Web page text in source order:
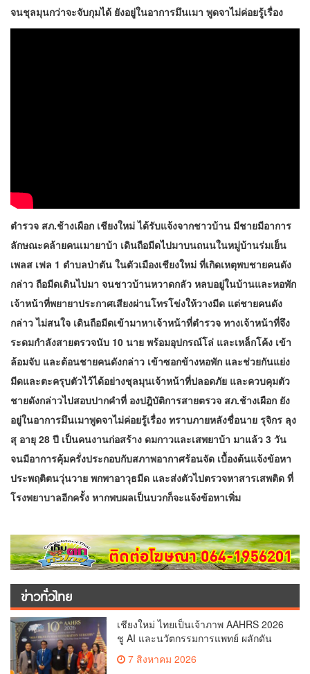
จนชุลมุนกว่าจะจับกุมได้ ยังอยู่ในอาการมึนเมา พูดจาไม่ค่อยรู้เรื่อง
ตำรวจ สภ.ช้างเผือก เชียงใหม่ ได้รับแจ้งจากชาวบ้าน มีชายมีอาการ
ลักษณะคล้ายคนเมายาบ้า เดินถือมีดไปมาบนถนนในหมู่บ้านร่มเย็น
เพลส เฟล 1 ตำบลป่าตัน ในตัวเมืองเชียงใหม่ ที่เกิดเหตุพบชายคนดัง
กล่าว ถือมีดเดินไปมา จนชาวบ้านหวาดกลัว หลบอยู่ในบ้านและหอพัก
เจ้าหน้าที่พยายาประกาศเสียงผ่านโทรโข่งให้วางมีด แต่ชายคนดัง
กล่าว ไม่สนใจ เดินถือมีดเข้ามาหาเจ้าหน้าที่ตำรวจ ทางเจ้าหน้าที่จึง
ระดมกำลังสายตรวจนับ 10 นาย พร้อมอุปกรณ์โล่ และเหล็กโค้ง เข้า
ล้อมจับ และต้อนชายคนดังกล่าว เข้าซอกข้างหอพัก และช่วยกันแย่ง
มีดและตะครุบตัวไว้ได้อย่างชุลมุนเจ้าหน้าที่ปลอดภัย และควบคุมตัว
ชายดังกล่าวไปสอบปากคำที่ องปฎิบัติการสายตรวจ สภ.ช้างเผือก ยัง
อยู่ในอาการมึนเมาพูดจาไม่ค่อยรู้เรื่อง ทราบภายหลังชื่อนาย รุจิกร ลุง
สุ อายุ 28 ปี เป็นคนงานก่อสร้าง ดมกาวและเสพยาบ้า มาแล้ว 3 วัน
จนมีอาการคุ้มครั่งประกอบกับสภาพอากาศร้อนจัด เบื้องต้นแจ้งข้อหา
ประพฤติตนวุ่นวาย พกพาอาวุธมีด และส่งตัวไปตรวจหาสารเสพติด ที่
โรงพยาบาลอีกครั้ง หากพบผลเป็นบวกก็จะแจ้งข้อหาเพิ่ม
ข่าวทั่วไทย
เชียงใหม่ ไทยเป็นเจ้าภาพ AAHRS 2026
ชู AI และนวัตกรรมการแพทย์ ผลักดัน
Medical Hub และศูนย์กลางปลูกผมแห่ง
เอเชีย(คลิป)
7 สิงหาคม 2026